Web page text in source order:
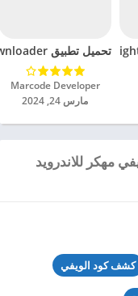
تحميل تطبيق mp4 video downloader مهكر للاندرويد 2024
Marcode Developer‏
مارس 24, 2024
العلامات لـ تحميل تطبيق كشف كود الويفي‎ مهكر للاندرويد
كشف كود الويفي